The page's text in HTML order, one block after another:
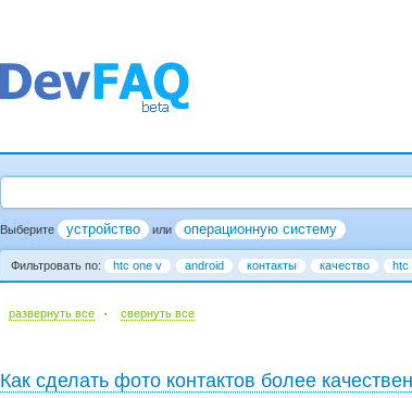
Выберите устройство или операционную систему
Фильтровать по: htc one v android контакты качество htc
развернуть все · cвернуть все
Как сделать фото контактов более